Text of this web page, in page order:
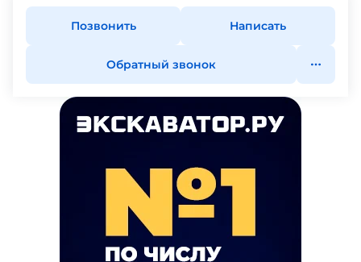
Позвонить Написать
Обратный звонок